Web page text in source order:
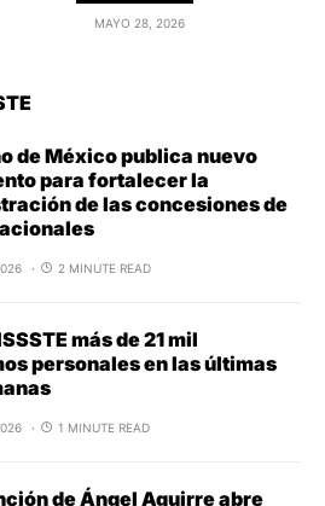
MAYO 28, 2026
de México publica nuevo
para fortalecer la
de las concesiones de
2 MINUTE READ
más de 21 mil
personales en las últimas
1 MINUTE READ
de Ángel Aguirre abre